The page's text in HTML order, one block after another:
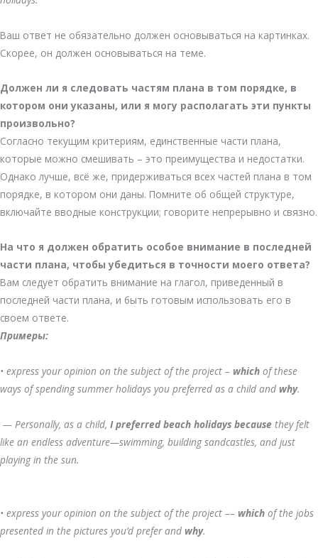
Ваш ответ не обязательно должен основываться на картинках.
Скорее, он должен основываться на теме.
Должен ли я следовать частям плана в том порядке, в
котором они указаны, или я могу располагать эти пункты
произвольно?
Согласно текущим критериям, единственные части плана,
которые можно смешивать – это преимущества и недостатки.
Однако лучше, всё же, придерживаться всех частей плана в том
порядке, в котором они даны. Помните об общей структуре,
включайте вводные конструкции; говорите непрерывно и связно.
На что я должен обратить особое внимание в последней
части плана, чтобы убедиться в точности моего ответа?
Вам следует обратить внимание на глагол, приведенный в
последней части плана, и быть готовым использовать его в
своем ответе.
Примеры:
• express your opinion on the subject of the project – which of these
ways of spending summer holidays you preferred as a child and why.
— Personally, as a child, I preferred beach holidays because they felt
like an endless adventure—swimming, building sandcastles, and just
playing in the sun.
• express your opinion on the subject of the project –– which of the jobs
presented in the pictures you’d prefer and why.